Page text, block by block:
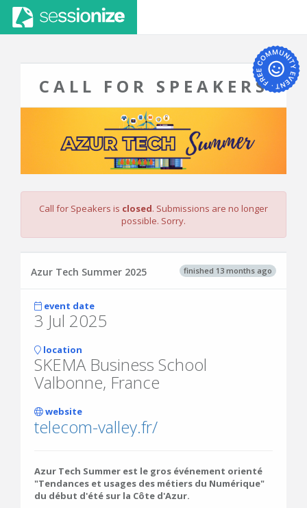
CALL FOR SPEAKERS
Call for Speakers is closed. Submissions are no longer
possible. Sorry.
finished 13 months ago
Azur Tech Summer 2025
event date
3 Jul 2025
location
SKEMA Business School
Valbonne, France
website
telecom-valley.fr/
Azur Tech Summer est le gros événement orienté
"Tendances et usages des métiers du Numérique"
du début d'été sur la Côte d'Azur.